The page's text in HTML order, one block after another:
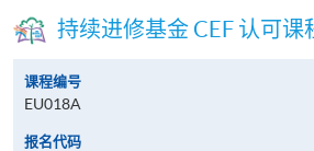
持续进修基金 CEF 认可课
课程编号
EU018A
报名代码